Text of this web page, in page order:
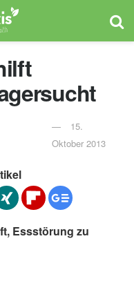
15.
Oktober 2013
Essstörung zu